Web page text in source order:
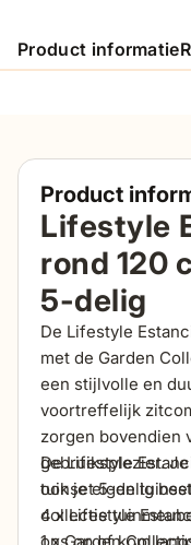
Product informatie
Product
Lifestyle
rond 120
5-delig
De Lifestyle
met de Garden
een stijlvolle en
voortreffelijk
zorgen bovendien
gebruiksplezier.
ookjeeigen
collectie
De Lifestyle
tuinset 5-delig
4 x Lifestyle